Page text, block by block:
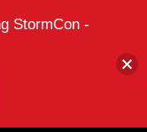
StormCon -